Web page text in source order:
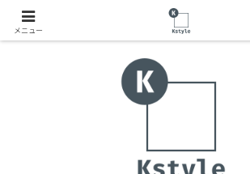
メニュー